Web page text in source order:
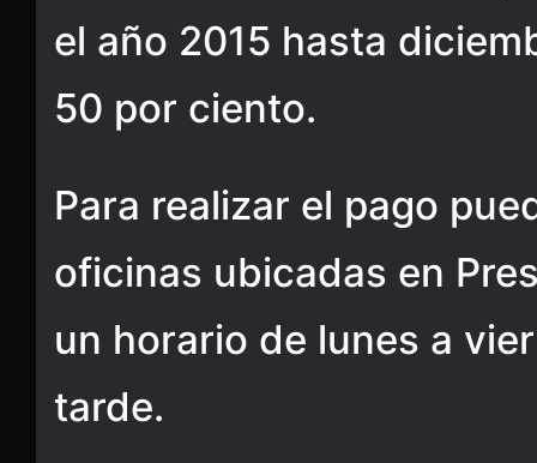
el año 2015 hasta
50 por ciento.
Para realizar el pago
oficinas ubicadas en
un horario de lunes a
tarde.